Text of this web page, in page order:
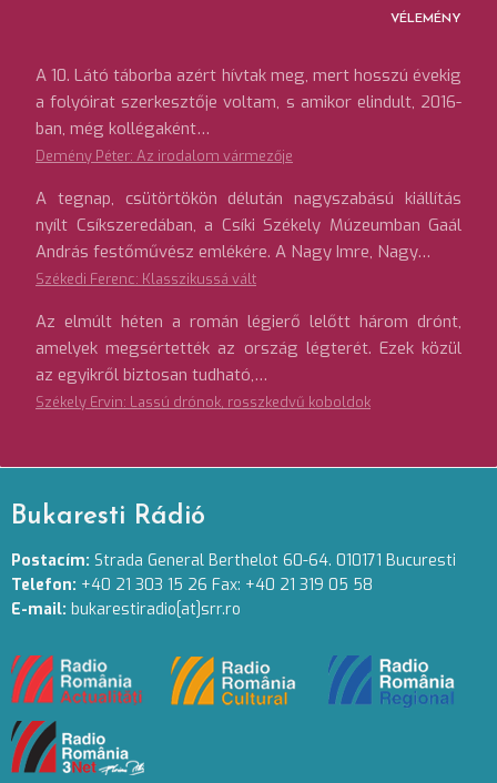
VÉLEMÉNY
A 10. Látó táborba azért hívtak meg, mert hosszú évekig
a folyóirat szerkesztője voltam, s amikor elindult, 2016-
ban, még kollégaként…
Demény Péter: Az irodalom vármezője
A tegnap, csütörtökön délután nagyszabású kiállítás
nyílt Csíkszeredában, a Csíki Székely Múzeumban Gaál
András festőművész emlékére. A Nagy Imre, Nagy…
Székedi Ferenc: Klasszikussá vált
Az elmúlt héten a román légierő lelőtt három drónt,
amelyek megsértették az ország légterét. Ezek közül
az egyikről biztosan tudható,…
Székely Ervin: Lassú drónok, rosszkedvű koboldok
Bukaresti Rádió
Postacím: Strada General Berthelot 60-64. 010171 Bucuresti
Telefon: +40 21 303 15 26 Fax: +40 21 319 05 58
E-mail: bukarestiradio[at]srr.ro